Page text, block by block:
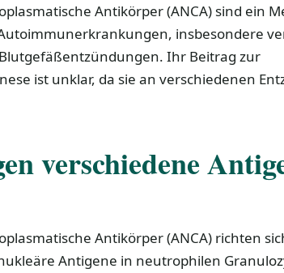
Antikörper (ANCA) sind ein
insbesondere
Ihr Beitrag zur
ist unklar, da sie an verschiedenen
verschiedene
Antikörper (ANCA) richten
Antigene in neutrophilen